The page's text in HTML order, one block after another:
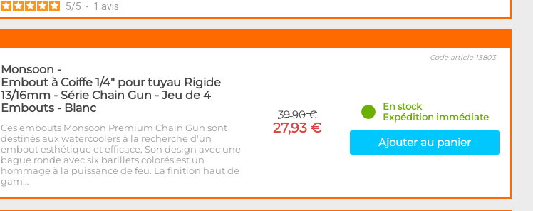
5/5 - 1 avis
Monsoon -
Embout à Coiffe 1/4" pour tuyau Rigide
13/16mm - Série Chain Gun - Jeu de 4
Embouts - Blanc
Ces embouts Monsoon Premium Chain Gun sont
destinés aux watercoolers à la recherche d'un
embout esthétique et efficace. Son design avec une
bague ronde avec six barillets colorés est un
hommage à la puissance de feu. La finition haut de
gam…
39,90 €
27,93 €
Code article 13803
En stock
Expédition immédiate
Ajouter au panier